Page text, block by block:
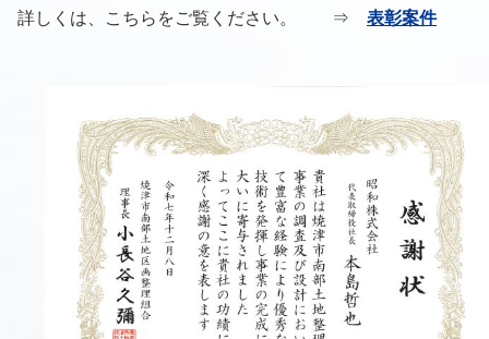
詳しくは、こちらをご覧ください。 ⇒ 表彰案件